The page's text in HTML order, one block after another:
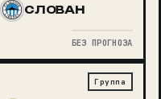
СЛОВАН
БЕЗ ПРОГНОЗА
Группа